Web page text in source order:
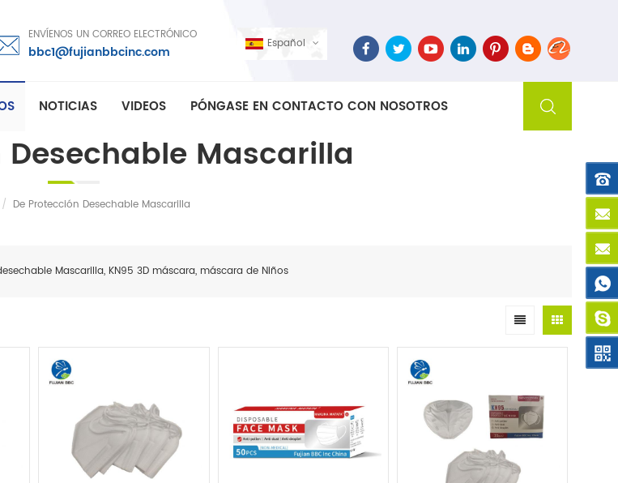
Español
ENVÍENOS UN CORREO ELECTRÓNICO
bbc1@fujianbbcinc.com
NOTICIAS VIDEOS PÓNGASE EN CONTACTO CON NOSOTROS
Desechable Mascarilla
/ De Protección Desechable Mascarilla
Mascarilla, KN95 3D máscara, máscara de Niños